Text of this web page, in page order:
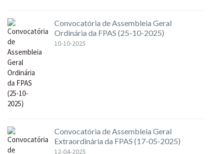
Convocatória de Assembleia Geral
Ordinária da FPAS (25-10-2025)
10-10-2025
Convocatória de Assembleia Geral
Extraordinária da FPAS (17-05-2025)
12-04-2025